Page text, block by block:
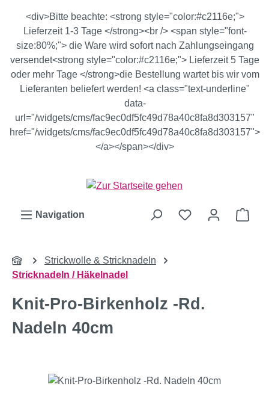
Zum Hauptinhalt springen
<div>Bitte beachte: <strong style="color:#c2116e;">
Lieferzeit 1-3 Tage </strong><br /> <span style="font-
size:80%;"> die Ware wird sofort nach Zahlungseingang
versendet<strong style="color:#c2116e;"> Lieferzeit 5 Tage
oder mehr Tage </strong>die Bestellung wartet bis wir vom
Lieferanten beliefert werden! <a class="text-underline"
data-
url="/widgets/cms/fac9ec0df5fc49d78a40c8fa8d303157"
href="/widgets/cms/fac9ec0df5fc49d78a40c8fa8d303157">
</a></span></div>
Navigation
Strickwolle & Stricknadeln
Stricknadeln / Häkelnadel
Knit-Pro-Birkenholz -Rd.
Nadeln 40cm
Bildergalerie überspringen